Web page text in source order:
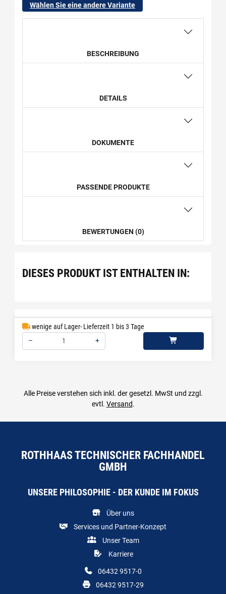
Wählen Sie eine andere Variante
BESCHREIBUNG
DETAILS
DOKUMENTE
PASSENDE PRODUKTE
BEWERTUNGEN (0)
DIESES PRODUKT IST ENTHALTEN IN:
wenige auf Lager- Lieferzeit 1 bis 3 Tage
–
+
Alle Preise verstehen sich inkl. der gesetzl. MwSt und zzgl.
evtl. Versand.
ROTHHAAS TECHNISCHER FACHHANDEL
GMBH
UNSERE PHILOSOPHIE - DER KUNDE IM FOKUS
Über uns
Services und Partner-Konzept
Unser Team
Karriere
06432 9517-0
06432 9517-29